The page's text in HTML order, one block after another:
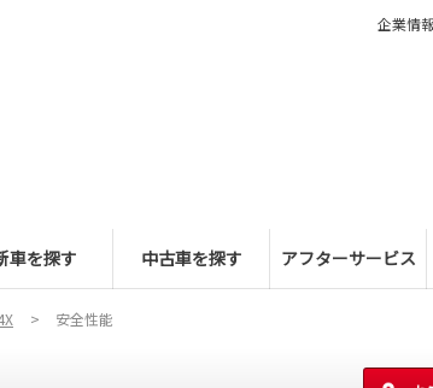
車を探す 中古車を探す アフターサービス
企業情
安全性能